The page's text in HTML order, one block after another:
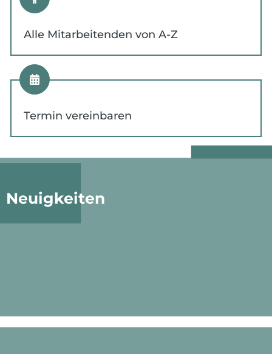
Alle Mitarbeitenden von A-Z
Termin vereinbaren
Neuigkeiten